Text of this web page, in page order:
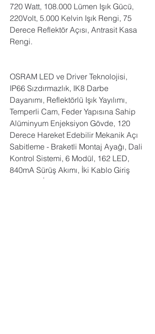
720 Watt, 108.000 Lümen Işık Gücü,
220Volt, 5.000 Kelvin Işık Rengi, 75
Derece Reflektör Açısı, Antrasit Kasa
Rengi.
OSRAM LED ve Driver Teknolojisi,
IP66 Sızdırmazlık, IK8 Darbe
Dayanımı, Reflektörlü Işık Yayılımı,
Temperli Cam, Feder Yapısına Sahip
Alüminyum Enjeksiyon Gövde, 120
Derece Hareket Edebilir Mekanik Açı
Sabitleme - Braketli Montaj Ayağı, Dali
Kontrol Sistemi, 6 Modül, 162 LED,
840mA Sürüş Akımı, İki Kablo Giriş
Terminali İle Armatürler Arası Atlama